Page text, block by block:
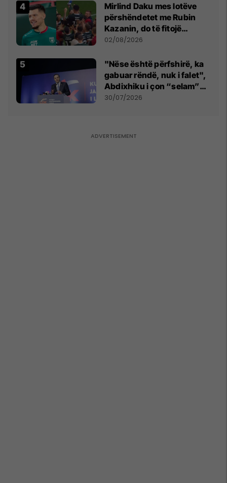
Mirlind Daku mes lotëve
përshëndetet me Rubin
Kazanin, do të fitojë
miliona te Spartak Moska
02/08/2026
"Nëse është përfshirë, ka
gabuar rëndë, nuk i falet",
Abdixhiku i çon “selam”
Përparim Ramës
30/07/2026